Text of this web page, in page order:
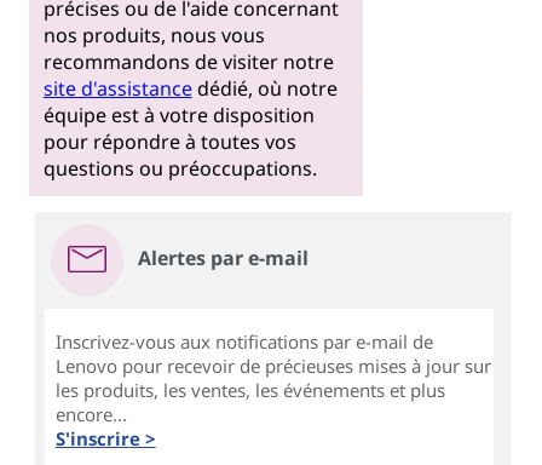
précises ou de l'aide concernant
nos produits, nous vous
recommandons de visiter notre
site d'assistancedédié, où notre
équipe est à votre disposition
pour répondre à toutes vos
questions ou préoccupations.
Alertes par e-mail
Inscrivez-vous aux notifications par e-mail de
Lenovo pour recevoir de précieuses mises à jour sur
les produits, les ventes, les événements et plus
encore...
S'inscrire >